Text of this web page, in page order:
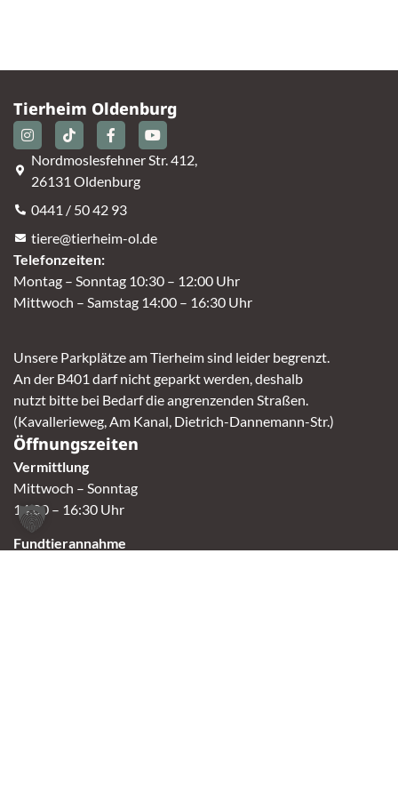
Tierheim Oldenburg
Nordmoslesfehner Str. 412,
26131 Oldenburg
0441 / 50 42 93
tiere@tierheim-ol.de
Telefonzeiten:
Montag – Sonntag 10:30 – 12:00 Uhr
Mittwoch – Samstag 14:00 – 16:30 Uhr
Unsere Parkplätze am Tierheim sind leider begrenzt.
An der B401 darf nicht geparkt werden, deshalb
nutzt bitte bei Bedarf die angrenzenden Straßen.
(Kavallerieweg, Am Kanal, Dietrich-Dannemann-Str.)
Öffnungszeiten
Vermittlung
Mittwoch – Sonntag
14:00 – 16:30 Uhr
Fundtierannahme